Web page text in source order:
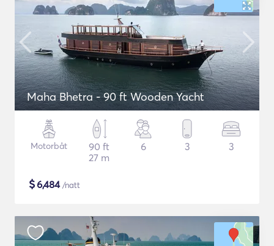
Maha Bhetra - 90 ft Wooden Yacht
Motorbåt
90 ft
27 m
6 3 3
$6,484/natt